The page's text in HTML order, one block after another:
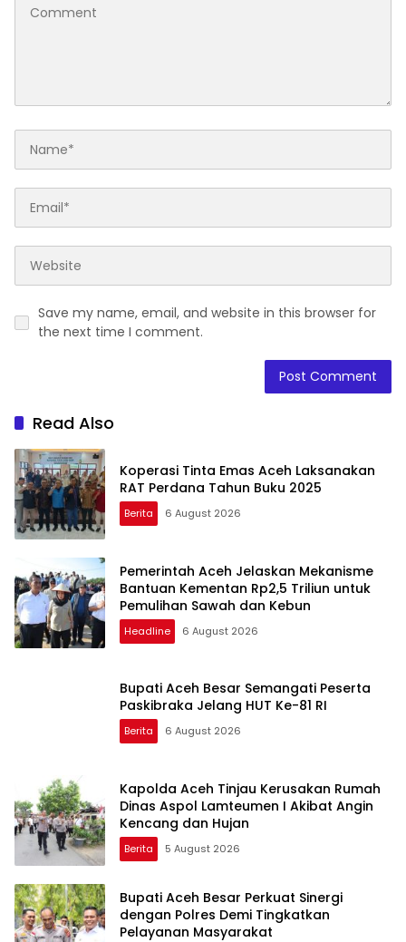
Save my name, email, and website in this browser for
the next time I comment.
Read Also
Koperasi Tinta Emas Aceh Laksanakan
RAT Perdana Tahun Buku 2025
Berita 6 August 2026
Pemerintah Aceh Jelaskan Mekanisme
Bantuan Kementan Rp2,5 Triliun untuk
Pemulihan Sawah dan Kebun
Headline 6 August 2026
Bupati Aceh Besar Semangati Peserta
Paskibraka Jelang HUT Ke-81 RI
Berita 6 August 2026
Kapolda Aceh Tinjau Kerusakan Rumah
Dinas Aspol Lamteumen I Akibat Angin
Kencang dan Hujan
Berita 5 August 2026
Bupati Aceh Besar Perkuat Sinergi
dengan Polres Demi Tingkatkan
Pelayanan Masyarakat